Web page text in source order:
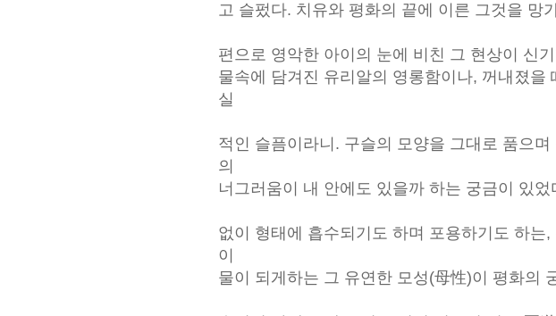
고 슬펐다. 치유와 평화의 끝에 이른 그것을 망
편으로 영악한 아이의 눈에 비친 그 현상이 신
물속에 담겨진 유리알의 영롱함이나, 꺼내졌을
실
적인 슬픔이라니. 구슬의 모양을 그대로 품으
의
너그러움이 내 안에도 있을까 하는 궁금이 있
없이 형태에 흡수되기도 하며 포용하기도 하는,
이
물이 되게하는 그 유연한 모성(母性)이 평화의